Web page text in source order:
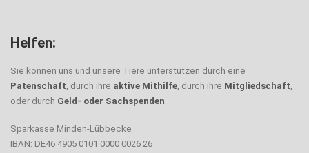
Helfen:
Sie können uns und unsere Tiere unterstützen durch eine
Patenschaft, durch ihre aktive Mithilfe, durch ihre Mitgliedschaft,
oder durch Geld- oder Sachspenden.
Sparkasse Minden-Lübbecke
IBAN: DE46 4905 0101 0000 0026 26